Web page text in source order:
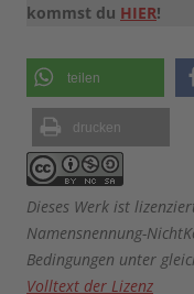
kommst du HIER!
teilen
drucken
Dieses Werk ist
Namensnennung-
Bedingungen unter
Volltext der Lizenz